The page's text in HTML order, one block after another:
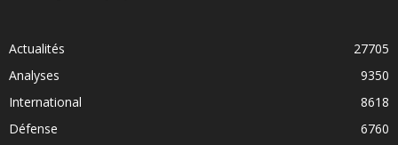
Actualités
27705
Analyses
9350
International
8618
Défense
6760